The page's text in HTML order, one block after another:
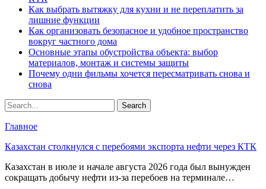
Как выбрать вытяжку для кухни и не переплатить за
лишние функции
Как организовать безопасное и удобное пространство
вокруг частного дома
Основные этапы обустройства объекта: выбор
материалов, монтаж и системы защиты
Почему одни фильмы хочется пересматривать снова и
снова
Главное
Казахстан столкнулся с перебоями экспорта нефти через КТК
Казахстан в июле и начале августа 2026 года был вынужден
сокращать добычу нефти из-за перебоев на терминале…